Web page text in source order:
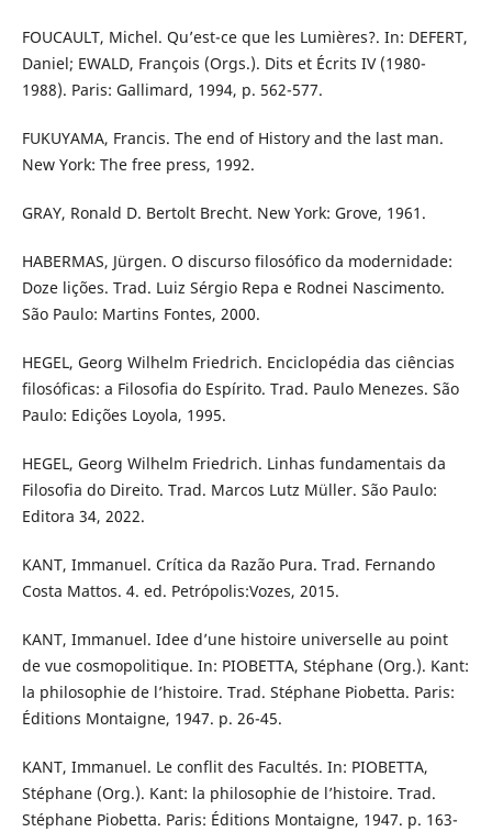
FOUCAULT, Michel. Qu’est-ce que les Lumières?. In: DEFERT,
Daniel; EWALD, François (Orgs.). Dits et Écrits IV (1980-
1988). Paris: Gallimard, 1994, p. 562-577.
FUKUYAMA, Francis. The end of History and the last man.
New York: The free press, 1992.
GRAY, Ronald D. Bertolt Brecht. New York: Grove, 1961.
HABERMAS, Jürgen. O discurso filosófico da modernidade:
Doze lições. Trad. Luiz Sérgio Repa e Rodnei Nascimento.
São Paulo: Martins Fontes, 2000.
HEGEL, Georg Wilhelm Friedrich. Enciclopédia das ciências
filosóficas: a Filosofia do Espírito. Trad. Paulo Menezes. São
Paulo: Edições Loyola, 1995.
HEGEL, Georg Wilhelm Friedrich. Linhas fundamentais da
Filosofia do Direito. Trad. Marcos Lutz Müller. São Paulo:
Editora 34, 2022.
KANT, Immanuel. Crítica da Razão Pura. Trad. Fernando
Costa Mattos. 4. ed. Petrópolis:Vozes, 2015.
KANT, Immanuel. Idee d’une histoire universelle au point
de vue cosmopolitique. In: PIOBETTA, Stéphane (Org.). Kant:
la philosophie de l’histoire. Trad. Stéphane Piobetta. Paris:
Éditions Montaigne, 1947. p. 26-45.
KANT, Immanuel. Le conflit des Facultés. In: PIOBETTA,
Stéphane (Org.). Kant: la philosophie de l’histoire. Trad.
Stéphane Piobetta. Paris: Éditions Montaigne, 1947. p. 163-